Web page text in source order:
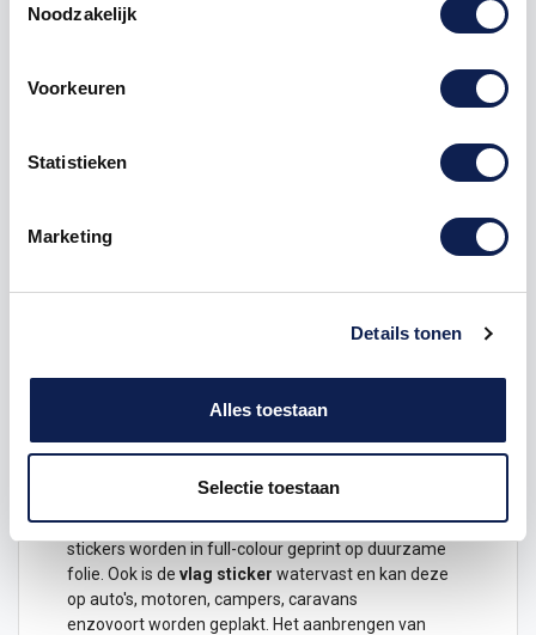
Noodzakelijk
Voorkeuren
Statistieken
Marketing
Details tonen
Alles toestaan
Selectie toestaan
VlagSoedan
Soedan
van hoge kwaliteit
Elkevlagstickeris van zeer hoge kwaliteit.Vlaggen
stickers worden in full-colour geprint op duurzame
folie. Ook is de vlag sticker watervast en kan deze
op auto's, motoren, campers, caravans
enzovoort worden geplakt. Het aanbrengen van